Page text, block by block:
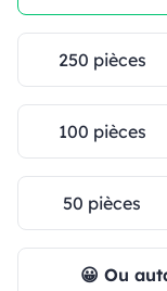
250 pièces
100 pièces
50 pièces
😀 Ou